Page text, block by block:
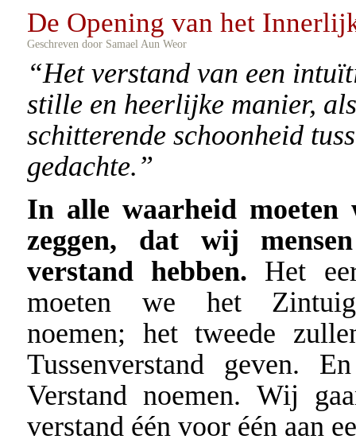
De Opening van het
Geschreven door Samael Aun Weor
“Het verstand van een
stille en heerlijke manier,
schitterende schoonheid
gedachte.”
In alle waarheid
zeggen, dat wij
verstand hebben. Het
moeten we het
noemen; het tweede
Tussenverstand geven.
Verstand noemen. Wij
verstand één voor één aan